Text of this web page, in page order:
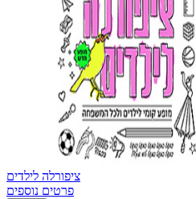
ציפורלה לילדים
פרטים נוספים